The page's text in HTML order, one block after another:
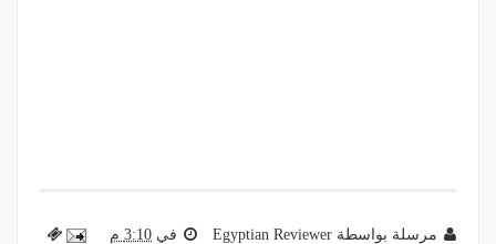
مرسلة بواسطة Egyptian Reviewer في 3:10 م